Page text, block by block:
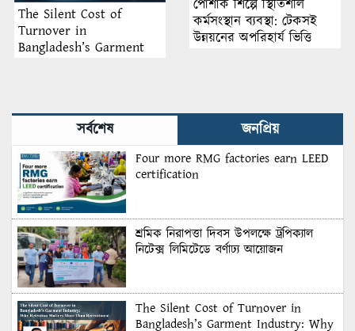
The Silent Cost of
Turnover in
Bangladesh’s Garment
পোশাক শিল্পে স্থিতিশীল
কর্মসংস্থান ব্যবস্থা: টেকসই
উন্নয়নের অপরিহার্য ভিত্তি
সর্বশেষ জনপ্রিয়
Four more RMG factories earn LEED
certification
শ্রমিক নিরাপত্তা দিবস উপলক্ষে ট্রপিক্যাল
নিটেক্স লিমিটেডে বর্ণাঢ্য আয়োজন
The Silent Cost of Turnover in
Bangladesh’s Garment Industry: Why